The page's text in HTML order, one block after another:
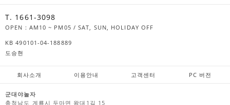
T. 1661-3098
OPEN : AM10 ~ PM05 / SAT, SUN, HOLIDAY OFF
KB 490101-04-188889
도승현
회사소개 이용안내 고객센터 PC 버전
군대야놀자
충청남도 계룡시 두마면 왕대1길 15